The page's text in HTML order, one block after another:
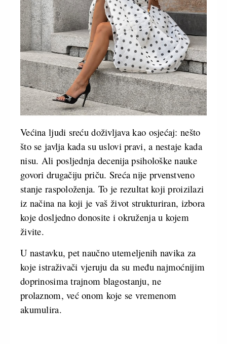
Većina ljudi sreću doživljava kao osjećaj: nešto
što se javlja kada su uslovi pravi, a nestaje kada
nisu. Ali posljednja decenija psihološke nauke
govori drugačiju priču. Sreća nije prvenstveno
stanje raspoloženja. To je rezultat koji proizilazi
iz načina na koji je vaš život strukturiran, izbora
koje dosljedno donosite i okruženja u kojem
živite.
U nastavku, pet naučno utemeljenih navika za
koje istraživači vjeruju da su među najmoćnijim
doprinosima trajnom blagostanju, ne
prolaznom, već onom koje se vremenom
akumulira.